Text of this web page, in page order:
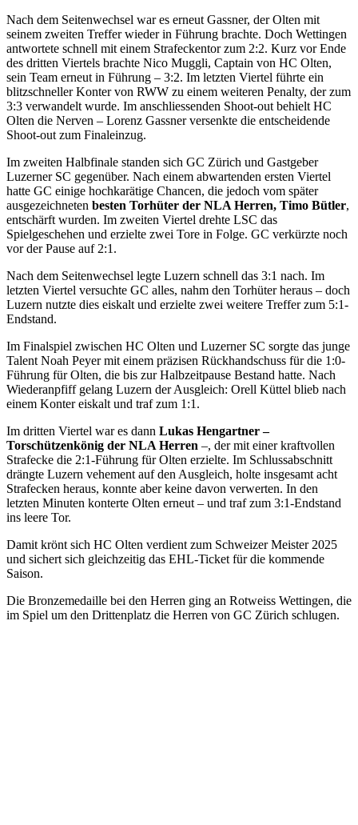
Nach dem Seitenwechsel war es erneut Gassner, der Olten mit
seinem zweiten Treffer wieder in Führung brachte. Doch Wettingen
antwortete schnell mit einem Strafeckentor zum 2:2. Kurz vor Ende
des dritten Viertels brachte Nico Muggli, Captain von HC Olten,
sein Team erneut in Führung – 3:2. Im letzten Viertel führte ein
blitzschneller Konter von RWW zu einem weiteren Penalty, der zum
3:3 verwandelt wurde. Im anschliessenden Shoot-out behielt HC
Olten die Nerven – Lorenz Gassner versenkte die entscheidende
Shoot-out zum Finaleinzug.
Im zweiten Halbfinale standen sich GC Zürich und Gastgeber
Luzerner SC gegenüber. Nach einem abwartenden ersten Viertel
hatte GC einige hochkarätige Chancen, die jedoch vom später
ausgezeichneten besten Torhüter der NLA Herren, Timo Bütler,
entschärft wurden. Im zweiten Viertel drehte LSC das
Spielgeschehen und erzielte zwei Tore in Folge. GC verkürzte noch
vor der Pause auf 2:1.
Nach dem Seitenwechsel legte Luzern schnell das 3:1 nach. Im
letzten Viertel versuchte GC alles, nahm den Torhüter heraus – doch
Luzern nutzte dies eiskalt und erzielte zwei weitere Treffer zum 5:1-
Endstand.
Im Finalspiel zwischen HC Olten und Luzerner SC sorgte das junge
Talent Noah Peyer mit einem präzisen Rückhandschuss für die 1:0-
Führung für Olten, die bis zur Halbzeitpause Bestand hatte. Nach
Wiederanpfiff gelang Luzern der Ausgleich: Orell Küttel blieb nach
einem Konter eiskalt und traf zum 1:1.
Im dritten Viertel war es dann Lukas Hengartner –
Torschützenkönig der NLA Herren –, der mit einer kraftvollen
Strafecke die 2:1-Führung für Olten erzielte. Im Schlussabschnitt
drängte Luzern vehement auf den Ausgleich, holte insgesamt acht
Strafecken heraus, konnte aber keine davon verwerten. In den
letzten Minuten konterte Olten erneut – und traf zum 3:1-Endstand
ins leere Tor.
Damit krönt sich HC Olten verdient zum Schweizer Meister 2025
und sichert sich gleichzeitig das EHL-Ticket für die kommende
Saison.
Die Bronzemedaille bei den Herren ging an Rotweiss Wettingen, die
im Spiel um den Drittenplatz die Herren von GC Zürich schlugen.